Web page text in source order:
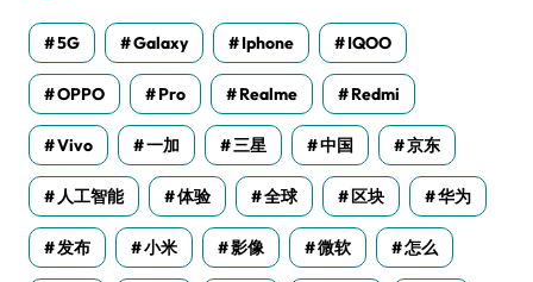
5G Galaxy Iphone IQOO
OPPO Pro Realme Redmi
Vivo 一加 三星 中国 京东
人工智能 体验 全球 区块 华为
发布 小米 影像 微软 怎么